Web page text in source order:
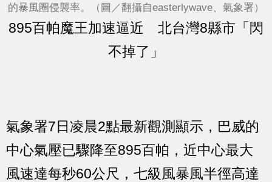
的暴風圈侵襲率。（圖／翻攝自easterlywave、氣象署）
895百帕魔王加速逼近 北台灣8縣市「閃
不掉了」
氣象署7日凌晨2點最新觀測顯示，巴威的
中心氣壓已驟降至895百帕，近中心最大
風速達每秒60公尺，七級風暴風半徑高達